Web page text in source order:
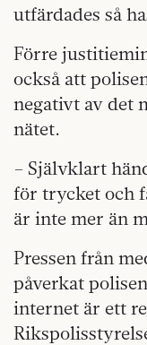
utfärdades så
Förre
också att
negativt av det
nätet.
– Självklart
för trycket och
är inte mer än
Pressen från
påverkat
internet är ett